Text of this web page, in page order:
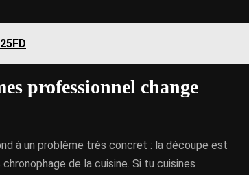
professionnel change
à un problème très concret : la découpe est
de la cuisine. Si tu cuisines